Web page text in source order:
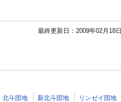
最終更新日：2009年02月18日
北斗団地 新北斗団地
リンゼイ団地